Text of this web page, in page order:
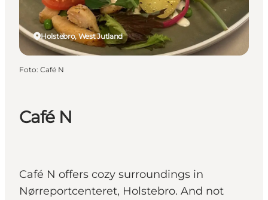
Café N
Café N offers cozy surroundings in
Nørreportcenteret, Holstebro. And not
Holstebro, West Jutland
Foto: Café N